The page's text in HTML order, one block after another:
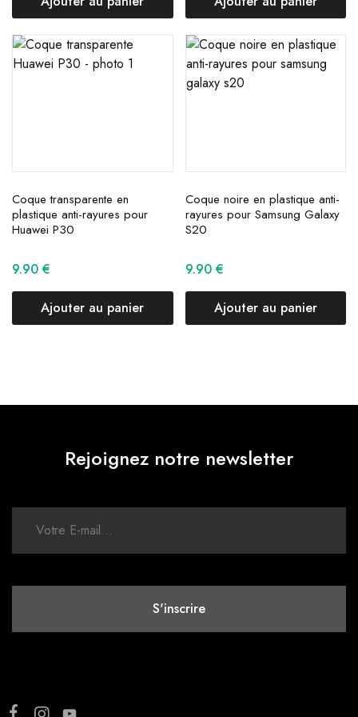
Coque transparente en
plastique anti-rayures pour
Huawei P30
9.90 €
Ajouter au panier
Coque noire en plastique anti-
rayures pour Samsung Galaxy
S20
9.90 €
Ajouter au panier
Rejoignez notre newsletter